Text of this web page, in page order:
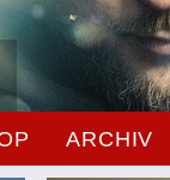
ARCHIV